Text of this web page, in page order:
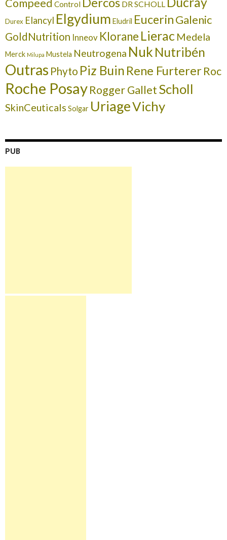
Compeed Control DR SCHOLL
Durex Elancyl Elgydium Eludril EucerinGalenic
GoldNutrition Inneov Klorane Lierac Medela
Merck Milupa Mustela Neutrogena Nuk Nutribén
Outras Phyto Piz Buin Rene FurtererRoc
Roche PosayRogger GalletScholl
SkinCeuticals Solgar UriageVichy
PUB